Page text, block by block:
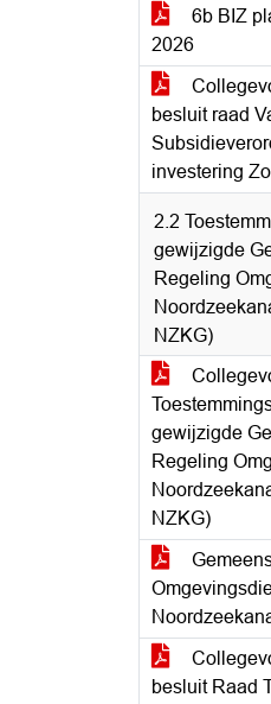
6b BIZ
2026
besluit raad
investering
2.2
gewijzigde
Regeling
NZKG)
gewijzigde
Regeling
NZKG)
besluit Raad